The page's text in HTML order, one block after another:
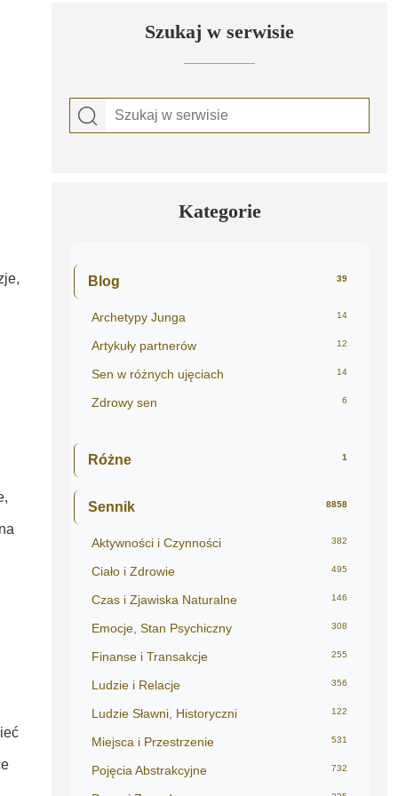
Szukaj w serwisie
Kategorie
Blog 39
Archetypy Junga 14
Artykuły partnerów 12
Sen w różnych ujęciach 14
Zdrowy sen 6
Różne 1
Sennik 8858
Aktywności i Czynności 382
Ciało i Zdrowie 495
Czas i Zjawiska Naturalne 146
Emocje, Stan Psychiczny 308
Finanse i Transakcje 255
Ludzie i Relacje 356
Ludzie Sławni, Historyczni 122
Miejsca i Przestrzenie 531
Pojęcia Abstrakcyjne 732